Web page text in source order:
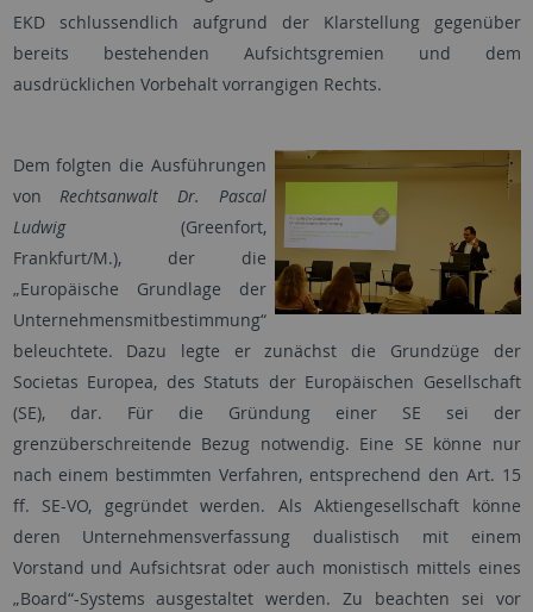
EKD schlussendlich aufgrund der Klarstellung gegenüber
bereits bestehenden Aufsichtsgremien und dem
ausdrücklichen Vorbehalt vorrangigen Rechts.
Dem folgten die Ausführungen
vonRechtsanwalt Dr. Pascal
Ludwig(Greenfort,
Frankfurt/M.), der die
„Europäische Grundlage der
Unternehmensmitbestimmung“
beleuchtete. Dazu legte er zunächst die Grundzüge der
Societas Europea, des Statuts der Europäischen Gesellschaft
(SE), dar. Für die Gründung einer SE sei der
grenzüberschreitende Bezug notwendig. Eine SE könne nur
nach einem bestimmten Verfahren, entsprechend den Art. 15
ff. SE-VO, gegründet werden. Als Aktiengesellschaft könne
deren Unternehmensverfassung dualistisch mit einem
Vorstand und Aufsichtsrat oder auch monistisch mittels eines
„Board“-Systems ausgestaltet werden. Zu beachten sei vor